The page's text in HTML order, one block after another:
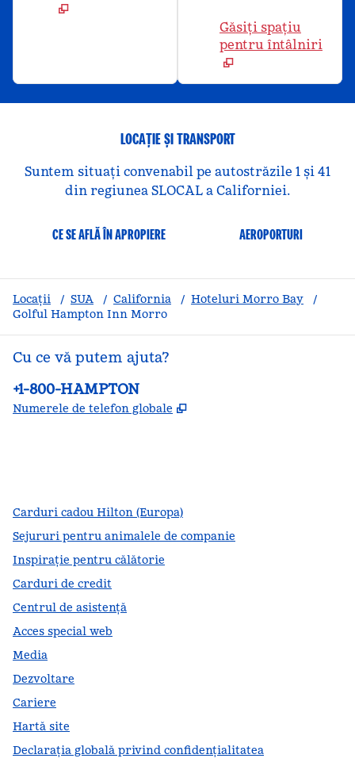
Găsiți spațiu
pentru întâlniri
LOCAȚIE ȘI TRANSPORT
Suntem situați convenabil pe autostrăzile 1 și 41
din regiunea SLOCAL a Californiei.
CE SE AFLĂ ÎN APROPIERE AEROPORTURI
Locații / SUA / California / Hoteluri Morro Bay
/
Golful Hampton Inn Morro
Cu ce vă putem ajuta?
Telefon:
+1-800-HAMPTON
Numerele de telefon globale ,
Carduri cadou Hilton (Europa)
Sejururi pentru animalele de companie
Inspirație pentru călătorie
Carduri de credit
Centrul de asistență
Acces special web
Media
Dezvoltare
Cariere
Hartă site
Declarația globală privind confidenţialitatea